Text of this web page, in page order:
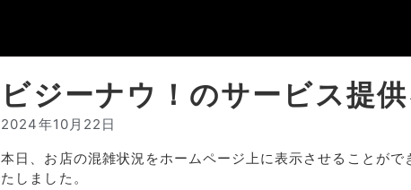
ビジーナウ！のサービス提
2024年10月22日
本日、お店の混雑状況をホームページ上に表示させることが
たしました。